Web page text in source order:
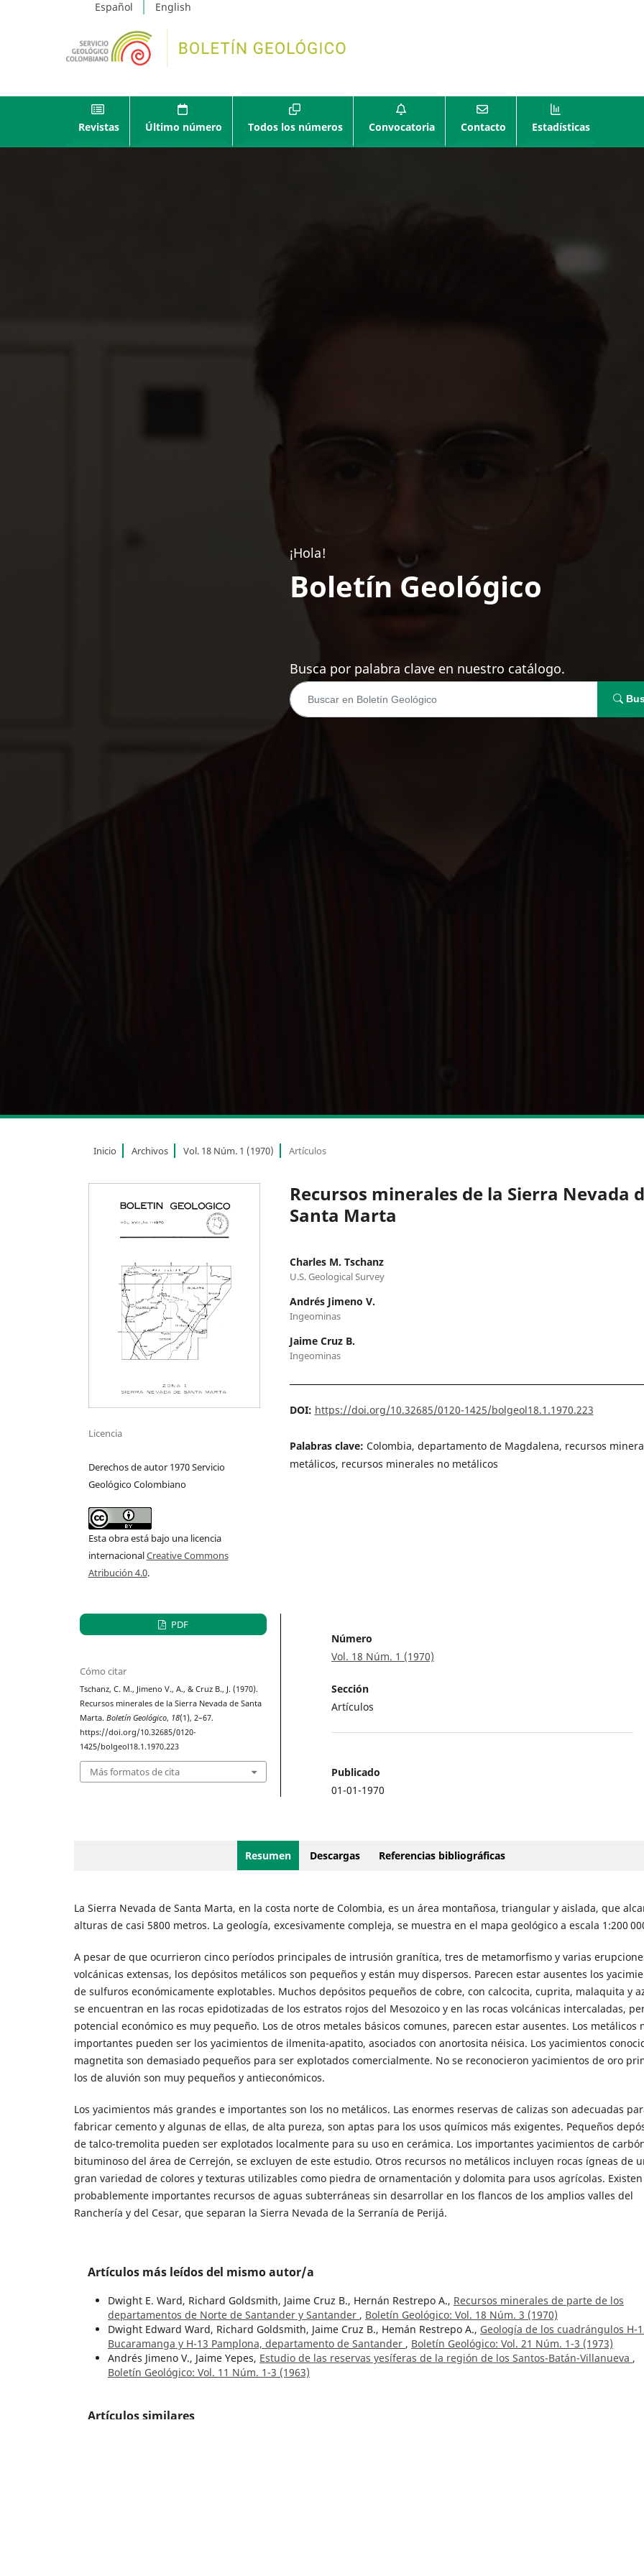
Español English
Revistas Último número Todos los números Convocatoria Contacto Estadísticas
¡Hola!
Boletín Geológico
Busca por palabra clave en nuestro catálogo.
Inicio Archivos Vol. 18 Núm. 1 (1970) Artículos
Recursos minerales de la Sierra Nevada
Santa Marta
Charles M. Tschanz
U.S. Geological Survey
Andrés Jimeno V.
Ingeominas
Jaime Cruz B.
Ingeominas
DOI: https://doi.org/10.32685/0120-1425/bolgeol18.1.1970.223
Palabras clave: Colombia, departamento de Magdalena, recursos
metálicos, recursos minerales no metálicos
Licencia
Derechos de autor 1970 Servicio
Geológico Colombiano
Esta obra está bajo una licencia
internacionalCreative Commons
Atribución 4.0.
PDF
Cómo citar
Tschanz, C. M., Jimeno V., A., & Cruz B., J. (1970).
Recursos minerales de la Sierra Nevada de Santa
Marta.Boletín Geológico, 18(1), 2–67.
https://doi.org/10.32685/0120-
1425/bolgeol18.1.1970.223
Más formatos de cita
Número
Vol. 18 Núm. 1 (1970)
Sección
Artículos
Publicado
01-01-1970
Resumen Descargas Referencias bibliográficas
La Sierra Nevada de Santa Marta, en la costa norte de Colombia, es un área montañosa, triangular y aislada, que
alturas de casi 5800 metros. La geología, excesivamente compleja, se muestra en el mapa geológico a escala 1:200
A pesar de que ocurrieron cinco períodos principales de intrusión granítica, tres de metamorfismo y varias
volcánicas extensas, los depósitos metálicos son pequeños y están muy dispersos. Parecen estar ausentes los
de sulfuros económicamente explotables. Muchos depósitos pequeños de cobre, con calcocita, cuprita, malaquita y
se encuentran en las rocas epidotizadas de los estratos rojos del Mesozoico y en las rocas volcánicas intercaladas,
potencial económico es muy pequeño. Los de otros metales básicos comunes, parecen estar ausentes. Los metálicos
importantes pueden ser los yacimientos de ilmenita-apatito, asociados con anortosita néisica. Los yacimientos
magnetita son demasiado pequeños para ser explotados comercialmente. No se reconocieron yacimientos de oro
los de aluvión son muy pequeños y antieconómicos.
Los yacimientos más grandes e importantes son los no metálicos. Las enormes reservas de calizas son adecuadas
fabricar cemento y algunas de ellas, de alta pureza, son aptas para los usos químicos más exigentes. Pequeños
de talco-tremolita pueden ser explotados localmente para su uso en cerámica. Los importantes yacimientos de
bituminoso del área de Cerrejón, se excluyen de este estudio. Otros recursos no metálicos incluyen rocas ígneas de
gran variedad de colores y texturas utilizables como piedra de ornamentación y dolomita para usos agrícolas. Existen
probablemente importantes recursos de aguas subterráneas sin desarrollar en los flancos de los amplios valles del
Ranchería y del Cesar, que separan la Sierra Nevada de la Serranía de Perijá.
Artículos más leídos del mismo autor/a
Dwight E. Ward, Richard Goldsmith, Jaime Cruz B., Hernán Restrepo A., Recursos minerales de parte de los
departamentos de Norte de Santander y Santander , Boletín Geológico: Vol. 18 Núm. 3 (1970)
Dwight Edward Ward, Richard Goldsmith, Jaime Cruz B., Hemán Restrepo A., Geología de los cuadrángulos H-
Bucaramanga y H-13 Pamplona, departamento de Santander , Boletín Geológico: Vol. 21 Núm. 1-3 (1973)
Andrés Jimeno V., Jaime Yepes, Estudio de las reservas yesíferas de la región de los Santos-Batán-Villanueva ,
Boletín Geológico: Vol. 11 Núm. 1-3 (1963)
Artículos similares